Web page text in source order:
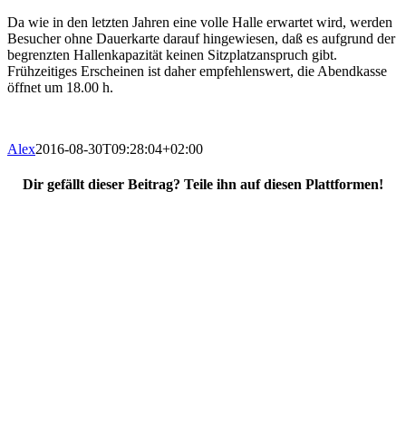
Da wie in den letzten Jahren eine volle Halle erwartet wird, werden
Besucher ohne Dauerkarte darauf hingewiesen, daß es aufgrund der
begrenzten Hallenkapazität keinen Sitzplatzanspruch gibt.
Frühzeitiges Erscheinen ist daher empfehlenswert, die Abendkasse
öffnet um 18.00 h.
Alex2016-08-30T09:28:04+02:00
Dir gefällt dieser Beitrag? Teile ihn auf diesen Plattformen!